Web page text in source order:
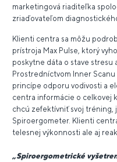
marketingová riaditeľka
zriaďovateľom
Klienti centra sa môžu
prístroja Max Pulse, ktorý
poskytne dáta o stave stresu
Prostredníctvom Inner
princípe odporu vodivosti a
centra informácie o celkovej
chcú zefektívniť svoj tréning,
Spiroergometer. Klienti
telesnej výkonnosti ale aj
„Spiroergometrické